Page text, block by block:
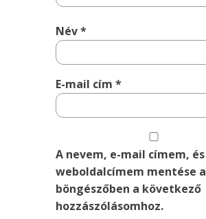
Név*
E-mail cím*
A nevem, e-mail címem, és
weboldalcímem mentése a
böngészőben a következő
hozzászólásomhoz.